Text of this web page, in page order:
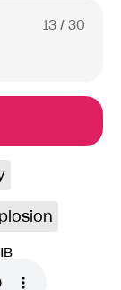
13 / 30